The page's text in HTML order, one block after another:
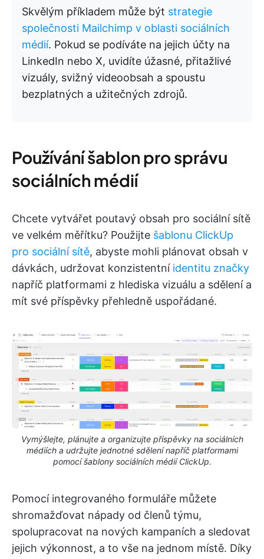
Skvělým příkladem může být strategie
společnosti Mailchimp v oblasti sociálních
médií. Pokud se podíváte na jejich účty na
LinkedIn nebo X, uvidíte úžasné, přitažlivé
vizuály, svižný videoobsah a spoustu
bezplatných a užitečných zdrojů.
Používání šablon pro správu
sociálních médií
Chcete vytvářet poutavý obsah pro sociální sítě
ve velkém měřítku? Použijte šablonu ClickUp
pro sociální sítě, abyste mohli plánovat obsah v
dávkách, udržovat konzistentní identitu značky
napříč platformami z hlediska vizuálu a sdělení a
mít své příspěvky přehledně uspořádané.
Vymýšlejte, plánujte a organizujte příspěvky na sociálních
médiích a udržujte jednotné sdělení napříč platformami
pomocí šablony sociálních médií ClickUp.
Pomocí integrovaného formuláře můžete
shromažďovat nápady od členů týmu,
spolupracovat na nových kampaních a sledovat
jejich výkonnost, a to vše na jednom místě. Díky